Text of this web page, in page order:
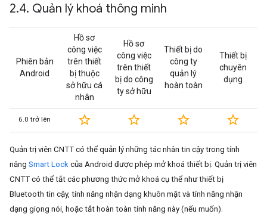
2.4. Quản lý khoá thông minh
Phiên bản
Android
Hồ sơ
công việc
trên thiết
bị thuộc
sở hữu cá
nhân
Hồ sơ
công việc
trên thiết
bị do công
ty sở hữu
Thiết bị do
công ty
quản lý
hoàn toàn
Thiết bị
chuyên
dụng
6.0 trở lên star_border star_border star_border star_border
Quản trị viên CNTT có thể quản lý những tác nhân tin cậy trong tính
năng Smart Lock của Android được phép mở khoá thiết bị. Quản trị viên
CNTT có thể tắt các phương thức mở khoá cụ thể như thiết bị
Bluetooth tin cậy, tính năng nhận dạng khuôn mặt và tính năng nhận
dạng giọng nói, hoặc tắt hoàn toàn tính năng này (nếu muốn).